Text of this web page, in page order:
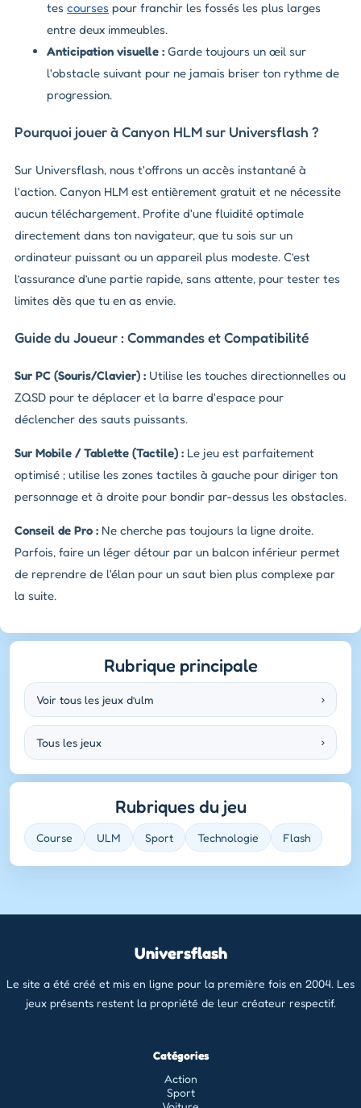
tes courses pour franchir les fossés les plus larges
entre deux immeubles.
Anticipation visuelle : Garde toujours un œil sur
l'obstacle suivant pour ne jamais briser ton rythme de
progression.
Pourquoi jouer à Canyon HLM sur Universflash ?
Sur Universflash, nous t'offrons un accès instantané à
l'action. Canyon HLM est entièrement gratuit et ne nécessite
aucun téléchargement. Profite d'une fluidité optimale
directement dans ton navigateur, que tu sois sur un
ordinateur puissant ou un appareil plus modeste. C’est
l’assurance d’une partie rapide, sans attente, pour tester tes
limites dès que tu en as envie.
Guide du Joueur : Commandes et Compatibilité
Sur PC (Souris/Clavier) : Utilise les touches directionnelles ou
ZQSD pour te déplacer et la barre d'espace pour
déclencher des sauts puissants.
Sur Mobile / Tablette (Tactile) : Le jeu est parfaitement
optimisé ; utilise les zones tactiles à gauche pour diriger ton
personnage et à droite pour bondir par-dessus les obstacles.
Conseil de Pro : Ne cherche pas toujours la ligne droite.
Parfois, faire un léger détour par un balcon inférieur permet
de reprendre de l'élan pour un saut bien plus complexe par
la suite.
Rubrique principale
Voir tous les jeux d’ulm ›
Tous les jeux ›
Rubriques du jeu
Course ULM Sport Technologie Flash
Universflash
Le site a été créé et mis en ligne pour la première fois en 2004. Les
jeux présents restent la propriété de leur créateur respectif.
Catégories
Action
Sport